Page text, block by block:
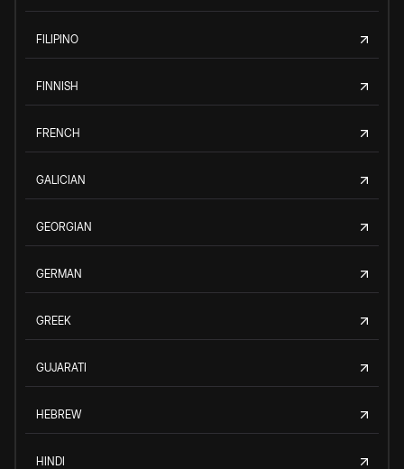
FILIPINO
FINNISH
FRENCH
GALICIAN
GEORGIAN
GERMAN
GREEK
GUJARATI
HEBREW
HINDI